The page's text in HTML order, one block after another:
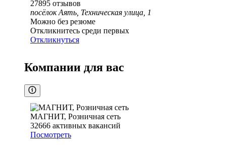
27895 отзывов
посёлок Аять, Техническая улица, 1
Можно без резюме
Откликнитесь среди первых
Откликнуться
Компании для вас
МАГНИТ, Розничная сеть
32666 активных вакансий
Посмотреть